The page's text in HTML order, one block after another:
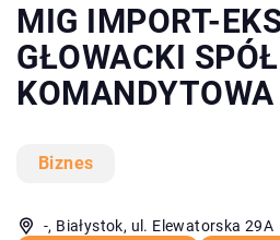
MIG IMPORT-
GŁOWACKI
KOMANDYTOWA
Biznes
-, Białystok, ul. Elewatorska 29A